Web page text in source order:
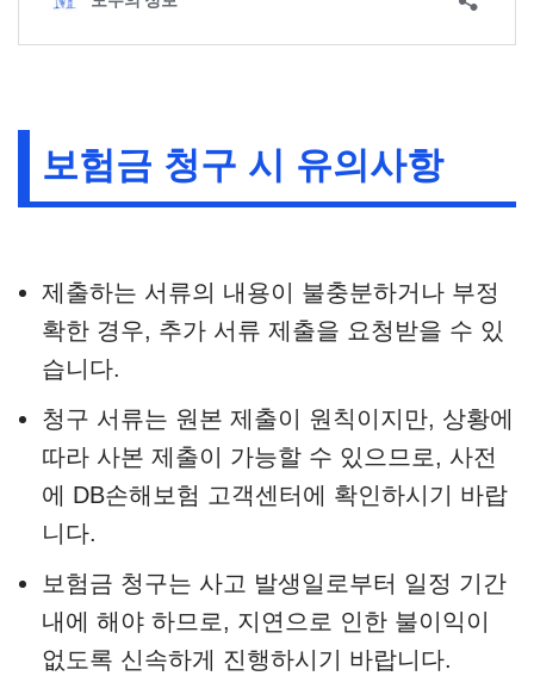
보험금 청구 시 유의사항
제출하는 서류의 내용이 불충분하거나 부정
확한 경우, 추가 서류 제출을 요청받을 수 있
습니다.
청구 서류는 원본 제출이 원칙이지만, 상황에
따라 사본 제출이 가능할 수 있으므로, 사전
에 DB손해보험 고객센터에 확인하시기 바랍
니다.
보험금 청구는 사고 발생일로부터 일정 기간
내에 해야 하므로, 지연으로 인한 불이익이
없도록 신속하게 진행하시기 바랍니다.